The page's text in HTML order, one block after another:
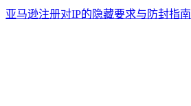
亚马逊注册对IP的隐藏要求与防封指南